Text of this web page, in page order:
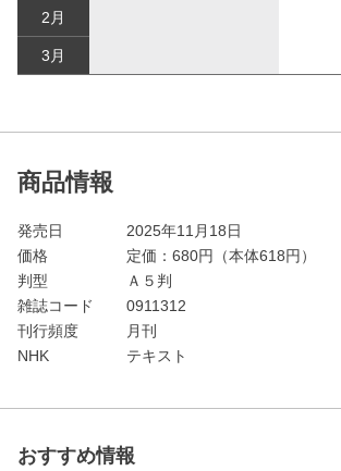
2月
3月
商品情報
発売日
2025年11月18日
価格
定価： 680円（本体618円）
判型
Ａ５判
雑誌コード
0911312
刊行頻度
月刊
NHK
テキスト
おすすめ情報